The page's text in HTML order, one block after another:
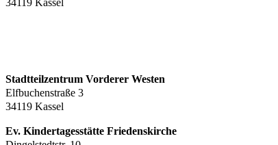
Stadtteilzentrum Vorderer Westen
Elfbuchenstraße 3
34119 Kassel
Ev. Kindertagesstätte Friedenskirche